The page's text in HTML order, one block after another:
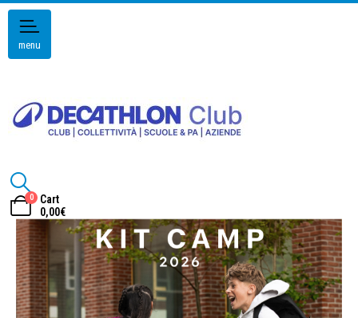
menu
0
Cart
0,00€